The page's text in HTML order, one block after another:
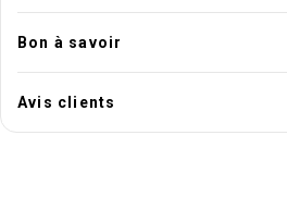
Bon à savoir
Avis clients